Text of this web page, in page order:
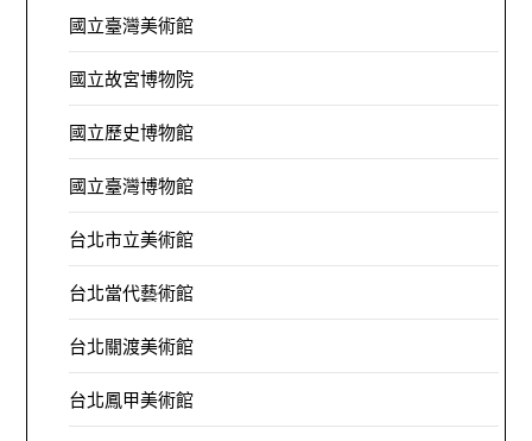
國立臺灣美術館
國立故宮博物院
國立歷史博物館
國立臺灣博物館
台北市立美術館
台北當代藝術館
台北關渡美術館
台北鳳甲美術館